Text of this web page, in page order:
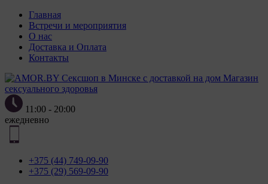
Главная
Встречи и мероприятия
О нас
Доставка и Оплата
Контакты
Магазин
сексуального здоровья
11:00 - 20:00
ежедневно
+375 (44) 749-09-90
+375 (29) 569-09-90